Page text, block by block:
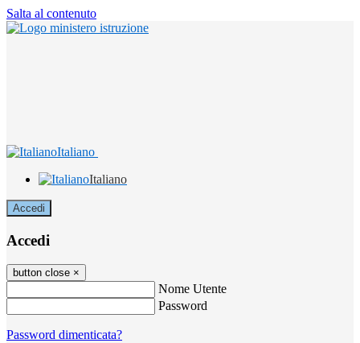
Salta al contenuto
Italiano
Italiano
Accedi
Accedi
button close ×
Nome Utente
Password
Password dimenticata?